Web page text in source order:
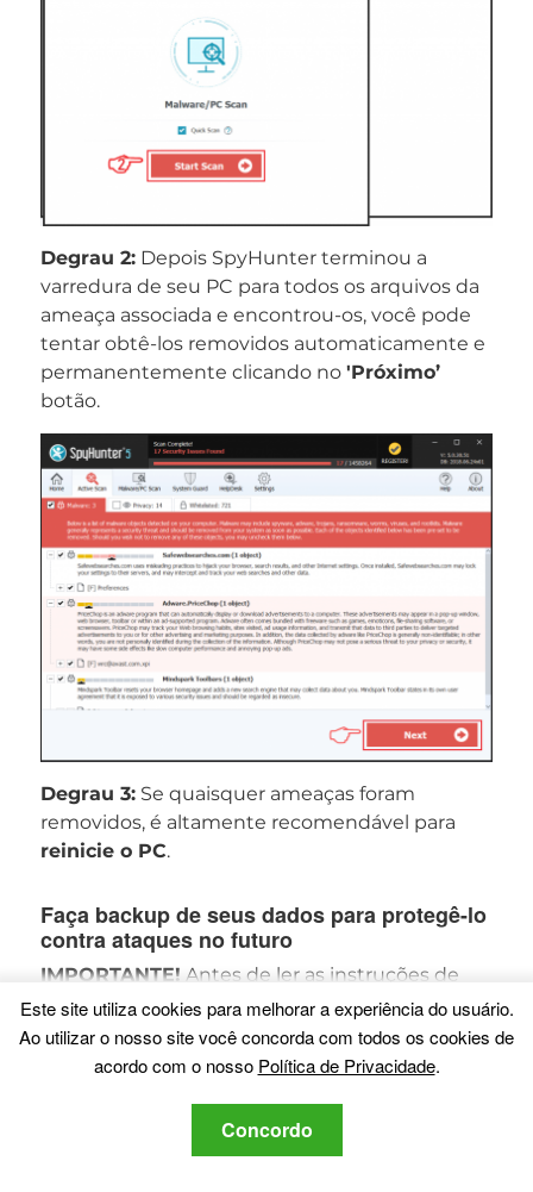
Degrau 2:Depois SpyHunter terminou a
varredura de seu PC para todos os arquivos da
ameaça associada e encontrou-os, você pode
tentar obtê-los removidos automaticamente e
permanentemente clicando no 'Próximo’
botão.
Degrau 3:Se quaisquer ameaças foram
removidos, é altamente recomendável para
reinicie o PC.
Faça backup de seus dados para protegê-lo
contra ataques no futuro
IMPORTANTE! Antes de ler as instruções de
backup do Windows, é altamente
recomendável fazer backup de seus dados
com uma solução de backup em nuvem e
Baixar
Remoção de Malware
Ferramenta
Este site utiliza cookies para melhorar a experiência do usuário.
Ao utilizar o nosso site você concorda com todos os cookies de
acordo com o nosso Política de Privacidade.
Concordo